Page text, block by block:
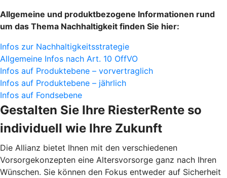
Allgemeine und produktbezogene Informationen rund
um das Thema Nachhaltigkeit finden Sie hier:
Infos zur Nachhaltigkeitsstrategie
Allgemeine Infos nach Art. 10 OffVO
Infos auf Produktebene – vorvertraglich
Infos auf Produktebene – jährlich
Infos auf Fondsebene
Gestalten Sie Ihre RiesterRente so
individuell wie Ihre Zukunft
Die Allianz bietet Ihnen mit den verschiedenen
Vorsorgekonzepten eine Altersvorsorge ganz nach Ihren
Wünschen. Sie können den Fokus entweder auf Sicherheit